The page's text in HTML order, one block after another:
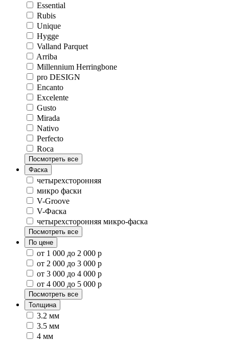
Essential
Rubis
Unique
Hygge
Valland Parquet
Arriba
Millennium Herringbone
pro DESIGN
Encanto
Excelente
Gusto
Mirada
Nativo
Perfecto
Roca
Посмотреть все
Фаска
четырехсторонняя
микро фаски
V-Groove
V-Фаска
четырехсторонняя микро-фаска
Посмотреть все
По цене
от 1 000 до 2 000 р
от 2 000 до 3 000 р
от 3 000 до 4 000 р
от 4 000 до 5 000 р
Посмотреть все
Толщина
3.2 мм
3.5 мм
4 мм